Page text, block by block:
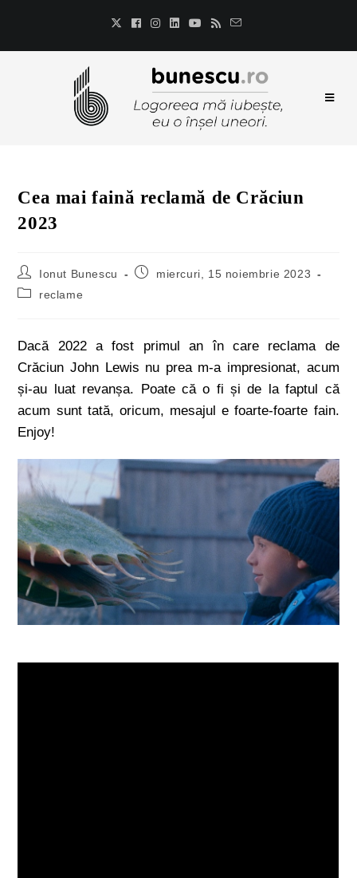
Cea mai faină reclamă de Crăciun
2023
Ionut Bunescu
miercuri, 15 noiembrie 2023
reclame
Dacă 2022 a fost primul an în care reclama de
Crăciun John Lewis nu prea m-a impresionat, acum
și-au luat revanșa. Poate că o fi și de la faptul că
acum sunt tată, oricum, mesajul e foarte-foarte fain.
Enjoy!